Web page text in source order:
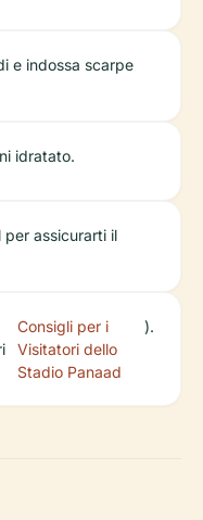
e indossa scarpe
idratato.
assicurarti il
Consigli per i
Visitatori dello
Stadio Panaad
).